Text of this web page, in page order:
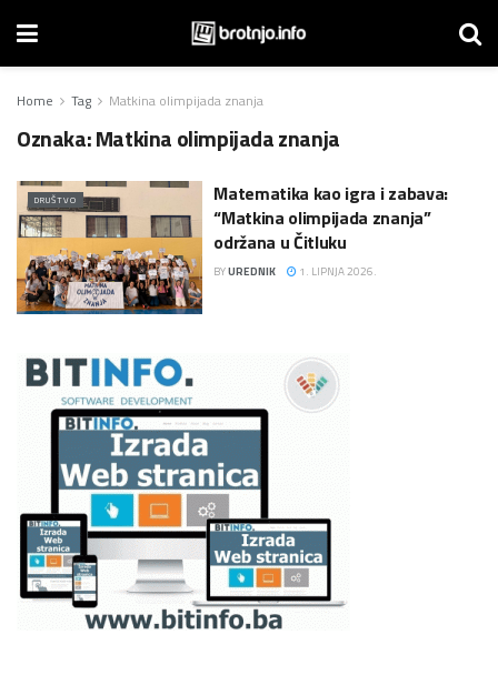
Home Tag Matkina olimpijada znanja
Oznaka:Matkina olimpijada znanja
DRUŠTVO
Matematika kao igra i zabava:
“Matkina olimpijada znanja”
održana u Čitluku
BYUREDNIK 1. LIPNJA 2026.